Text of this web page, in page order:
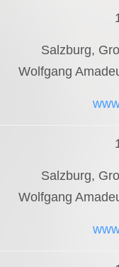
Salzburg,
Wolfgang
Salzburg,
Wolfgang